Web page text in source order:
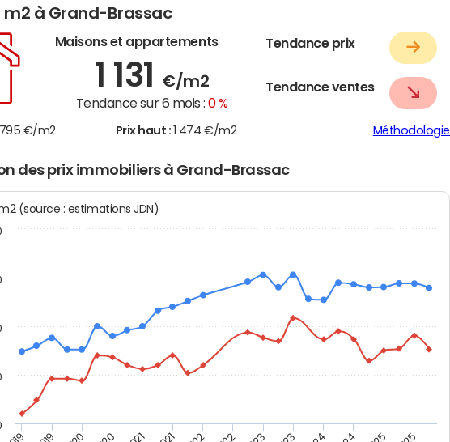
m2 à Grand-Brassac
Maisons et appartements
1 131 €/m2
Tendance sur 6 mois :0 %
Tendance prix
Tendance ventes
795 €/m2 Prix haut : 1 474 €/m2 Méthodologie
des prix immobiliers à Grand-Brassac
Prix au m2 (source : estimations JDN)